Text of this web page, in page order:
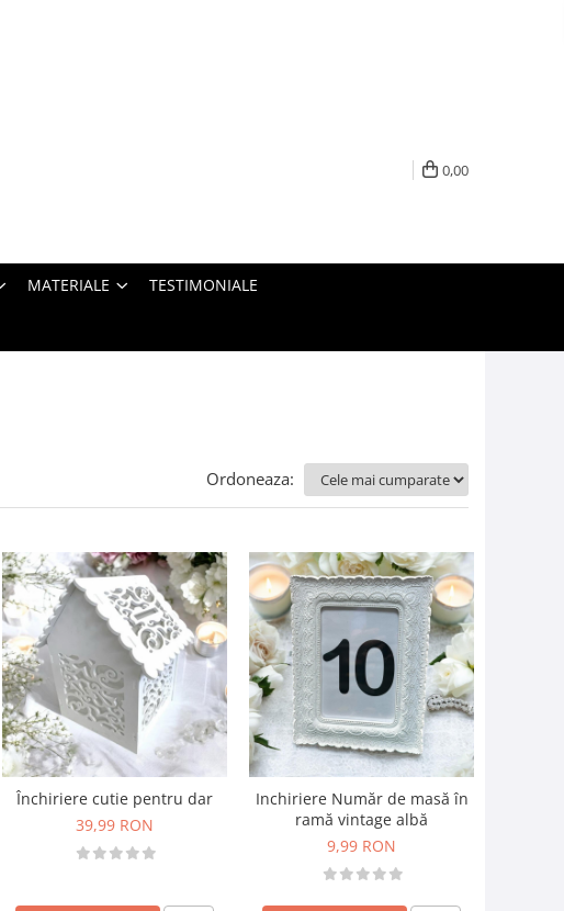
0,00
MATERIALE TESTIMONIALE
Ordoneaza:
Închiriere cutie pentru dar
39,99 RON
Inchiriere Număr de masă în
ramă vintage albă
9,99 RON